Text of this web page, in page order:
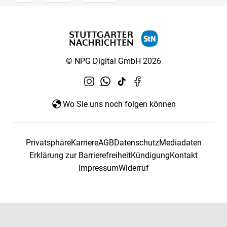
© NPG Digital GmbH 2026
Wo Sie uns noch folgen können
PrivatsphäreKarriereAGBDatenschutzMediadaten
Erklärung zur BarrierefreiheitKündigungKontakt
ImpressumWiderruf